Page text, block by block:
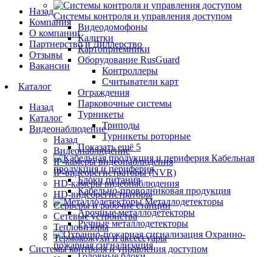
Системы контроля и управления доступом
Видеодомофоны
Калитки
Картоприемники
Оборудование RusGuard
Контроллеры
Считыватели карт
Ограждения
Парковочные системы
Турникеты
Триподы
Турникеты роторные
Показать ещё 5
Кабельная
продукция и периферия
Блоки питания
Кабельно-проводниковая продукция
Металлодетекторы
Арочные металлодетекторы
Ручные металлодетекторы
Охранно-
пожарная сигнализация
Назад
Компания
О компании
Партнерство и Диллерство
Отзывы
Вакансии
Каталог
Назад
Каталог
Видеонаблюдение
Назад
Видеонаблюдение
IP-камеры видеонаблюдения
IP-видеорегистраторы (NVR)
HD-камеры видеонаблюдения
HD-видеорегистраторы
Серверы и рабочие станции
Сетевые устройства
Тепловизоры
Термокожухи и аксессуары
Системы контроля и управления доступом